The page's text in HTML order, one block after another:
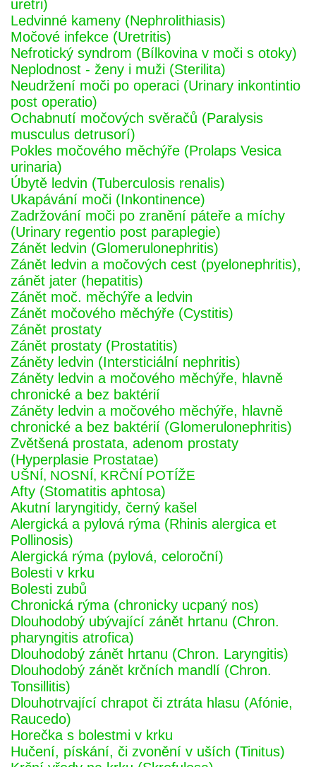
uretri)
Ledvinné kameny (Nephrolithiasis)
Močové infekce (Uretritis)
Nefrotický syndrom (Bílkovina v moči s otoky)
Neplodnost - ženy i muži (Sterilita)
Neudržení moči po operaci (Urinary inkontintio
post operatio)
Ochabnutí močových svěračů (Paralysis
musculus detrusorí)
Pokles močového měchýře (Prolaps Vesica
urinaria)
Úbytě ledvin (Tuberculosis renalis)
Ukapávání moči (Inkontinence)
Zadržování moči po zranění páteře a míchy
(Urinary regentio post paraplegie)
Zánět ledvin (Glomerulonephritis)
Zánět ledvin a močových cest (pyelonephritis),
zánět jater (hepatitis)
Zánět moč. měchýře a ledvin
Zánět močového měchýře (Cystitis)
Zánět prostaty
Zánět prostaty (Prostatitis)
Záněty ledvin (Intersticiální nephritis)
Záněty ledvin a močového měchýře, hlavně
chronické a bez baktérií
Záněty ledvin a močového měchýře, hlavně
chronické a bez baktérií (Glomerulonephritis)
Zvětšená prostata, adenom prostaty
(Hyperplasie Prostatae)
UŠNÍ, NOSNÍ, KRČNÍ POTÍŽE
Afty (Stomatitis aphtosa)
Akutní laryngitidy, černý kašel
Alergická a pylová rýma (Rhinis alergica et
Pollinosis)
Alergická rýma (pylová, celoroční)
Bolesti v krku
Bolesti zubů
Chronická rýma (chronicky ucpaný nos)
Dlouhodobý ubývající zánět hrtanu (Chron.
pharyngitis atrofica)
Dlouhodobý zánět hrtanu (Chron. Laryngitis)
Dlouhodobý zánět krčních mandlí (Chron.
Tonsillitis)
Dlouhotrvající chrapot či ztráta hlasu (Afónie,
Raucedo)
Horečka s bolestmi v krku
Hučení, pískání, či zvonění v uších (Tinitus)